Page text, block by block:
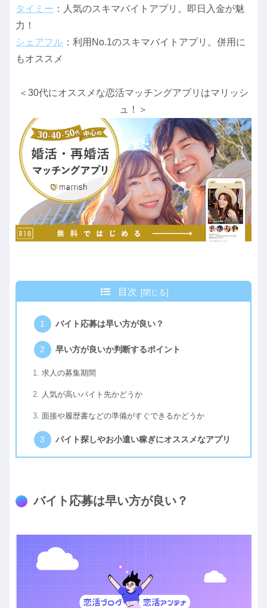
タイミー ：人気のスキマバイトアプリ。即日入金が魅
力！
シェアフル ：利用No.1のスキマバイトアプリ。併用に
もオススメ
＜30代にオススメな恋活マッチングアプリはマリッシ
ュ！＞
目次
バイト応募は早い方が良い？
早い方が良いか判断するポイント
求人の募集期間
人気が高いバイト先かどうか
面接や履歴書などの準備がすぐできるかどうか
バイト探しやお小遣い稼ぎにオススメなアプリ
バイト応募は早い方が良い？